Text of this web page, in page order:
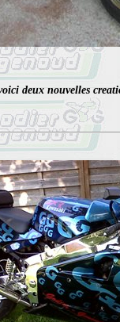
deux nouvelles